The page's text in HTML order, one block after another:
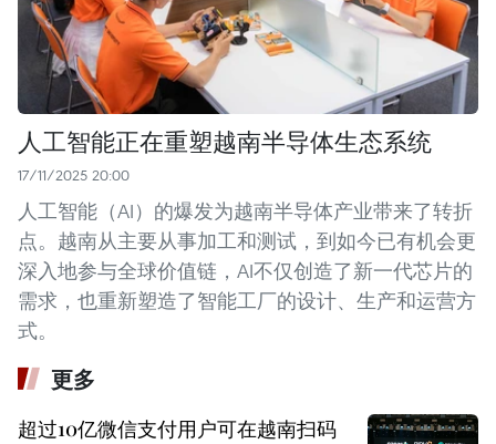
人工智能正在重塑越南半导体生态系统
17/11/2025 20:00
人工智能（AI）的爆发为越南半导体产业带来了转折
点。越南从主要从事加工和测试，到如今已有机会更
深入地参与全球价值链，AI不仅创造了新一代芯片的
需求，也重新塑造了智能工厂的设计、生产和运营方
式。
更多
超过10亿微信支付用户可在越南扫码